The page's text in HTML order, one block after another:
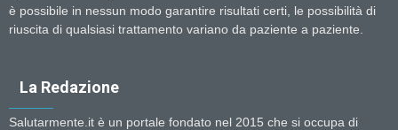
è possibile in nessun modo garantire risultati certi, le possibilità di
riuscita di qualsiasi trattamento variano da paziente a paziente.
La Redazione
Salutarmente.it è un portale fondato nel 2015 che si occupa di